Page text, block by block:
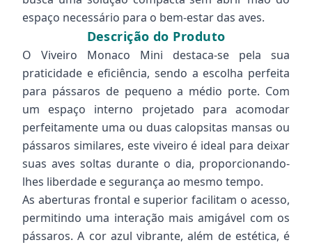
espaço necessário para o bem-estar das aves.
Descrição do Produto
O Viveiro Monaco Mini destaca-se pela sua
praticidade e eficiência, sendo a escolha perfeita
para pássaros de pequeno a médio porte. Com
um espaço interno projetado para acomodar
perfeitamente uma ou duas calopsitas mansas ou
pássaros similares, este viveiro é ideal para deixar
suas aves soltas durante o dia, proporcionando-
lhes liberdade e segurança ao mesmo tempo.
As aberturas frontal e superior facilitam o acesso,
permitindo uma interação mais amigável com os
pássaros. A cor azul vibrante, além de estética, é